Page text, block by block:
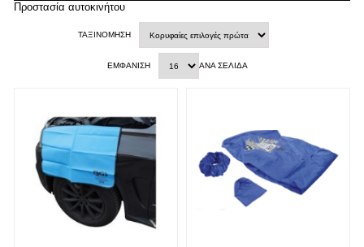
ΝΈΑ & ΆΡΘΡΑ
Προστασία αυτοκινήτου
ΤΑΞΙΝΌΜΗΣΗ
ΕΜΦΆΝΙΣΗ ΑΝΆ ΣΕΛΊΔΑ
Διάβασα και αποδέχομαι τουςόρους